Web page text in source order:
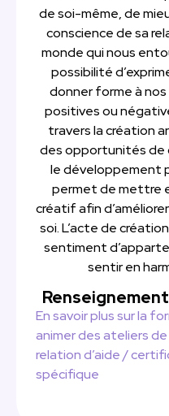
de soi-même, de
conscience de sa
monde qui nous
possibilité
donner forme à
positives ou
travers la création
des opportunités de
le développement
permet de mettre
créatif afin
soi. L’acte de
sentiment
sentir en
En savoir plus sur la
animer des ateliers
relation d’aide /
spécifique